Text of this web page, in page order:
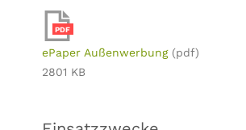
PDF
ePaper Außenwerbung (pdf)
2801 KB